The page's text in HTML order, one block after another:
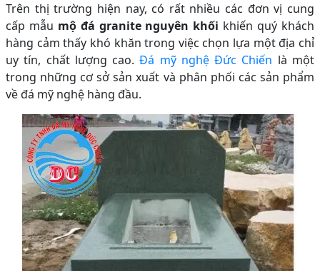
Trên thị trường hiện nay, có rất nhiều các đơn vị cung
cấp mẫu mộ đá granite nguyên khối khiến quý khách
hàng cảm thấy khó khăn trong việc chọn lựa một địa chỉ
uy tín, chất lượng cao.Đá mỹ nghệ Đức Chiến là một
trong những cơ sở sản xuất và phân phối các sản phẩm
về đá mỹ nghệ hàng đầu.